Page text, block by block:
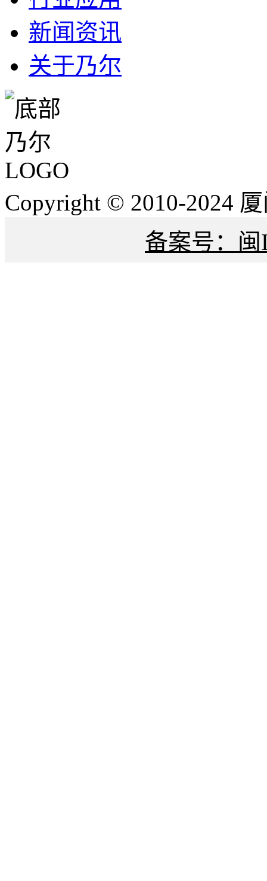
新闻资讯
关于乃尔
Copyright © 2010-2024
备案号：闽